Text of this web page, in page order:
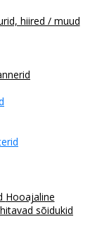
hiired / muud
Hooajaline
sõidukid